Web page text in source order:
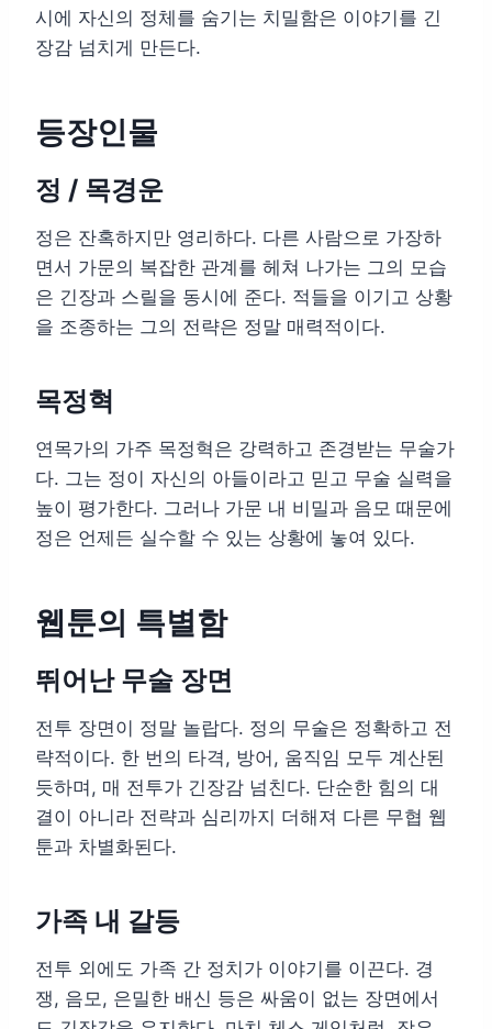
시에 자신의 정체를 숨기는 치밀함은 이야기를 긴
장감 넘치게 만든다.
등장인물
정 / 목경운
정은 잔혹하지만 영리하다. 다른 사람으로 가장하
면서 가문의 복잡한 관계를 헤쳐 나가는 그의 모습
은 긴장과 스릴을 동시에 준다. 적들을 이기고 상황
을 조종하는 그의 전략은 정말 매력적이다.
목정혁
연목가의 가주 목정혁은 강력하고 존경받는 무술가
다. 그는 정이 자신의 아들이라고 믿고 무술 실력을
높이 평가한다. 그러나 가문 내 비밀과 음모 때문에
정은 언제든 실수할 수 있는 상황에 놓여 있다.
웹툰의 특별함
뛰어난 무술 장면
전투 장면이 정말 놀랍다. 정의 무술은 정확하고 전
략적이다. 한 번의 타격, 방어, 움직임 모두 계산된
듯하며, 매 전투가 긴장감 넘친다. 단순한 힘의 대
결이 아니라 전략과 심리까지 더해져 다른 무협 웹
툰과 차별화된다.
가족 내 갈등
전투 외에도 가족 간 정치가 이야기를 이끈다. 경
쟁, 음모, 은밀한 배신 등은 싸움이 없는 장면에서